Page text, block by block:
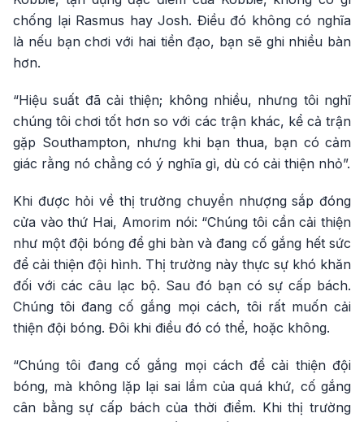
chống lại Rasmus hay Josh. Điều đó không có nghĩa
là nếu bạn chơi với hai tiền đạo, bạn sẽ ghi nhiều bàn
hơn.
“Hiệu suất đã cải thiện; không nhiều, nhưng tôi nghĩ
chúng tôi chơi tốt hơn so với các trận khác, kể cả trận
gặp Southampton, nhưng khi bạn thua, bạn có cảm
giác rằng nó chẳng có ý nghĩa gì, dù có cải thiện nhỏ”.
Khi được hỏi về thị trường chuyển nhượng sắp đóng
cửa vào thứ Hai, Amorim nói: “Chúng tôi cần cải thiện
như một đội bóng để ghi bàn và đang cố gắng hết sức
để cải thiện đội hình. Thị trường này thực sự khó khăn
đối với các câu lạc bộ. Sau đó bạn có sự cấp bách.
Chúng tôi đang cố gắng mọi cách, tôi rất muốn cải
thiện đội bóng. Đôi khi điều đó có thể, hoặc không.
“Chúng tôi đang cố gắng mọi cách để cải thiện đội
bóng, mà không lặp lại sai lầm của quá khứ, cố gắng
cân bằng sự cấp bách của thời điểm. Khi thị trường